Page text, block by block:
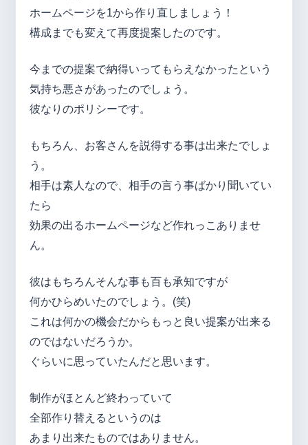
ホームページを1から作り直しましょう！
構成までも変えて再度提案したのです。
今までの提案で納得いってもらえなかったという
気持ち悪さがあったのでしょう。
彼なりのポリシーです。
もちろん、お客さんを説得する事は出来たでしょ
う。
相手は素人なので、相手の言う事ばかり聞いてい
たら
効果の出るホームページなど作れっこありませ
ん。
彼はもちろんそんな事も百も承知ですが
何かひらめいたのでしょう。(笑)
これは何かの機会だからもっと良い提案が出来る
のではないだろうか。
ぐらいに思っていたんだと思います。
制作がほとんど終わっていて
全部作り替えるというのは
あまり出来たものではありません。